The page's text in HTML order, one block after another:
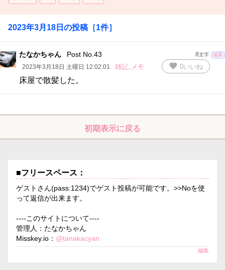
2023年3月18日 の投稿 ［1件］
8文字 編集
たなかちゃん Post No.43
2023年3月18日 土曜日 12:02:01 雑記, メモ favorite 0いいね
床屋で散髪した。
初期表示に戻る
■フリースペース：
ゲストさん(pass:1234)でゲスト投稿が可能です。>>Noを使
って返信が出来ます。
----このサイトについて----
管理人：たなかちゃん
Misskey.io： @tanakacyan
編集